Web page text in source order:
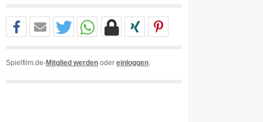
Spielfilm.de-Mitglied werden oder einloggen